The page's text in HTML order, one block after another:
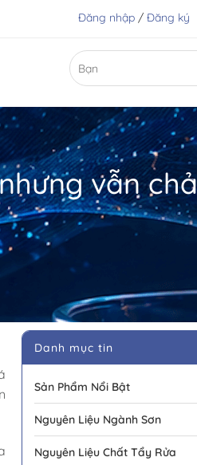
Đăng nhập / Đăng ký
vẫn
Danh mục tin
Sản Phẩm Nổi Bật
Nguyên Liệu Ngành Sơn
Nguyên Liệu Chất Tẩy Rửa